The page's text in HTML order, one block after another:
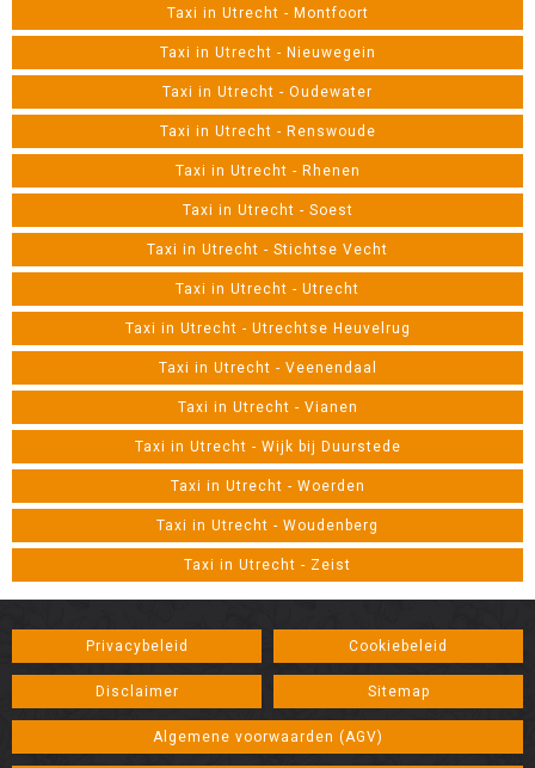
Taxi in Utrecht - Montfoort
Taxi in Utrecht - Nieuwegein
Taxi in Utrecht - Oudewater
Taxi in Utrecht - Renswoude
Taxi in Utrecht - Rhenen
Taxi in Utrecht - Soest
Taxi in Utrecht - Stichtse Vecht
Taxi in Utrecht - Utrecht
Taxi in Utrecht - Utrechtse Heuvelrug
Taxi in Utrecht - Veenendaal
Taxi in Utrecht - Vianen
Taxi in Utrecht - Wijk bij Duurstede
Taxi in Utrecht - Woerden
Taxi in Utrecht - Woudenberg
Taxi in Utrecht - Zeist
Privacybeleid Cookiebeleid
Disclaimer Sitemap
Algemene voorwaarden (AGV)